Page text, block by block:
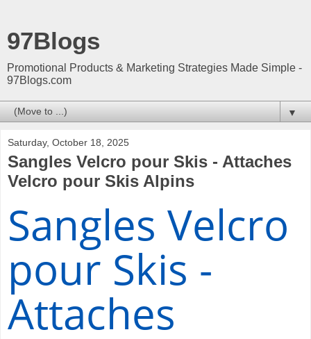
97Blogs
Promotional Products & Marketing Strategies Made Simple -
97Blogs.com
▼
Saturday, October 18, 2025
Sangles Velcro pour Skis - Attaches
Velcro pour Skis Alpins
Sangles Velcro
pour Skis -
Attaches